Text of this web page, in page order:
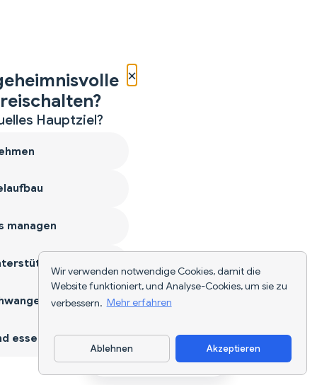
Wir verwenden notwendige Cookies, damit die
Website funktioniert, und Analyse-Cookies, um sie zu
verbessern. Mehr erfahren
Ablehnen Akzeptieren
App herunterladen
×
Hauptziel?
managen
essen